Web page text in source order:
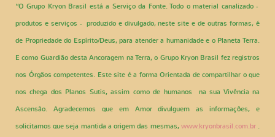
“O Grupo Kryon Brasil está a Serviço da Fonte. Todo o material canalizado -
produtos e serviços - produzido e divulgado, neste site e de outras formas, é
de Propriedade do Espírito/Deus, para atender a humanidade e o Planeta Terra.
E como Guardião desta Ancoragem na Terra, o Grupo Kryon Brasil fez registros
nos Órgãos competentes. Este site é a forma Orientada de compartilhar o que
nos chega dos Planos Sutis, assim como de humanos na sua Vivência na
Ascensão. Agradecemos que em Amor divulguem as informações, e
solicitamos que seja mantida a origem das mesmas, www.kryonbrasil.com.br.